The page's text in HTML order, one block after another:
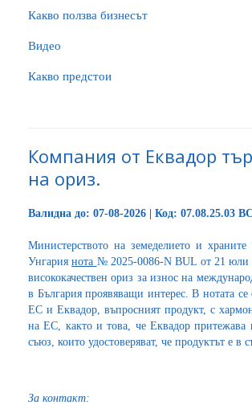
Какво ползва бизнесът
Видео
Какво предстои
Компания от Еквадор
на ориз.
Валидна до: 07-08-2026 | Код: 07.08.25.03
Министерството на земеделието и
Унгариянота № 2025-0086-N BUL от 21 юли
висококачествен ориз за износ на
в България проявяващи интерес. В нотата
ЕС и Еквадор, въпросният продукт, с
на ЕС, както и това, че Еквадор притежава
съюз, които удостоверяват, че продуктът е в
За контакт: